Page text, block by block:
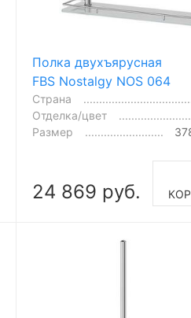
Полка двухъярусная
FBS Nostalgy NOS 064
Страна
Отделка/цвет
Размер
24 869 руб.